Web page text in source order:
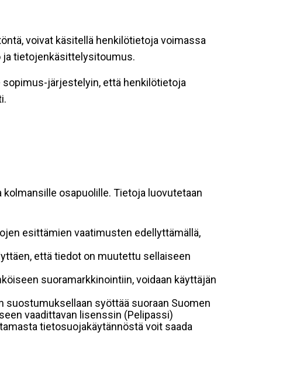
voivat käsitellä henkilötietoja voimassa
ja tietojenkäsittelysitoumus.
järjestelyin, että henkilötietoja
osapuolille. Tietoja luovutetaan
esittämien vaatimusten edellyttämällä,
että tiedot on muutettu sellaiseen
suoramarkkinointiin, voidaan käyttäjän
syöttää suoraan Suomen
vaadittavan lisenssin (Pelipassi)
tietosuojakäytännöstä voit saada